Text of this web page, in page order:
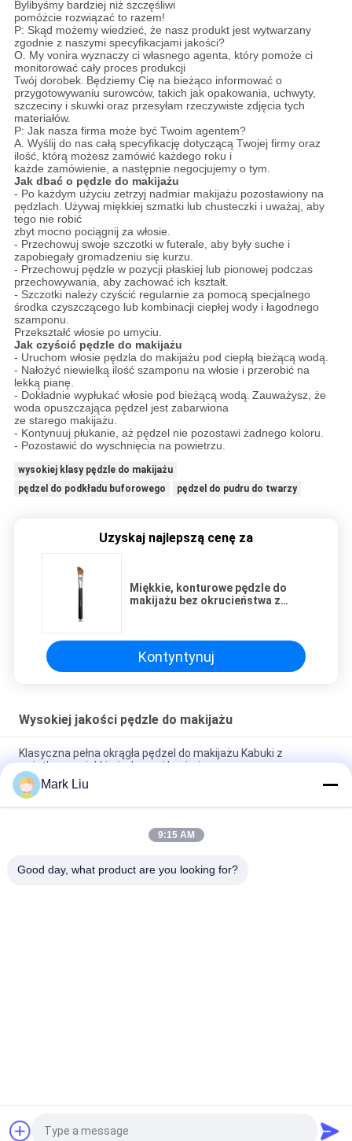
Bylibyśmy bardziej niż szczęśliwi
pomóżcie rozwiązać to razem!
P: Skąd możemy wiedzieć, że nasz produkt jest wytwarzany
zgodnie z naszymi specyfikacjami jakości?
O. My vonira wyznaczy ci własnego agenta, który pomoże ci
monitorować cały proces produkcji
Twój dorobek. Będziemy Cię na bieżąco informować o
przygotowywaniu surowców, takich jak opakowania, uchwyty,
szczeciny i skuwki oraz przesyłam rzeczywiste zdjęcia tych
materiałów.
P: Jak nasza firma może być Twoim agentem?
A. Wyślij do nas całą specyfikację dotyczącą Twojej firmy oraz
ilość, którą możesz zamówić każdego roku i
każde zamówienie, a następnie negocjujemy o tym.
Jak dbać o pędzle do makijażu
- Po każdym użyciu zetrzyj nadmiar makijażu pozostawiony na
pędzlach. Używaj miękkiej szmatki lub chusteczki i uważaj, aby
tego nie robić
zbyt mocno pociągnij za włosie.
- Przechowuj swoje szczotki w futerale, aby były suche i
zapobiegały gromadzeniu się kurzu.
- Przechowuj pędzle w pozycji płaskiej lub pionowej podczas
przechowywania, aby zachować ich kształt.
- Szczotki należy czyścić regularnie za pomocą specjalnego
środka czyszczącego lub kombinacji ciepłej wody i łagodnego
szamponu.
Przekształć włosie po umyciu.
Jak czyścić pędzle do makijażu
- Uruchom włosie pędzla do makijażu pod ciepłą bieżącą wodą.
- Nałożyć niewielką ilość szamponu na włosie i przerobić na
lekką pianę.
- Dokładnie wypłukać włosie pod bieżącą wodą. Zauważysz, że
woda opuszczająca pędzel jest zabarwiona
ze starego makijażu.
- Kontynuuj płukanie, aż pędzel nie pozostawi żadnego koloru.
- Pozostawić do wyschnięcia na powietrzu.
wysokiej klasy pędzle do makijażu
pędzel do podkładu buforowego
pędzel do pudru do twarzy
Uzyskaj najlepszą cenę za
Miękkie, konturowe pędzle do
makijażu bez okrucieństwa z
Kontyntynuj
Wysokiej jakości pędzle do makijażu
Klasyczna pełna okrągła pędzel do makijażu Kabuki z
wyjątkowo miękkimi włosami kozimi
Vonira Beauty Duży wachlarz pędzli do makijażu koziego /
drewnianego uchwytu Pędzle do makijażu wysokiej klasy
Ultra miękka kozia szczotka do makijażu z policzkiem z
Poprosić o wycenę
Mark Liu
9:15 AM
Good day, what product are you looking for?